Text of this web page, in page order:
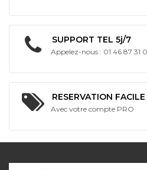
SUPPORT TEL 5j/7
Appelez-nous : 01 46 87 31
RESERVATION FACILE
Avec votre compte PRO